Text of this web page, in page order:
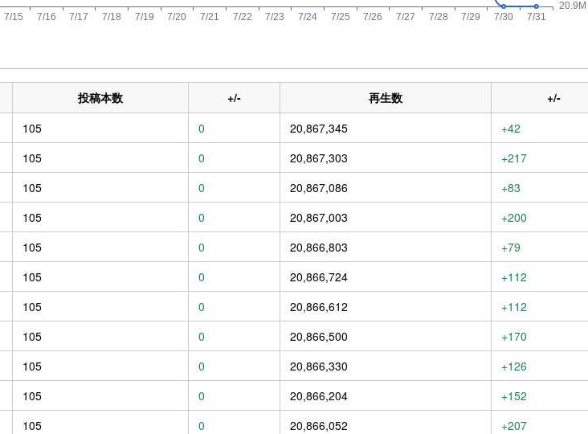
投稿本数 +/- 再生数
+/-
105 0 20,867,345
+42
105 0 20,867,303
+217
105 0 20,867,086
+83
105 0 20,867,003
+200
105 0 20,866,803
+79
105 0 20,866,724
+112
105 0 20,866,612
+112
105 0 20,866,500
+170
105 0 20,866,330
+126
105 0 20,866,204
+152
105 0 20,866,052
+207